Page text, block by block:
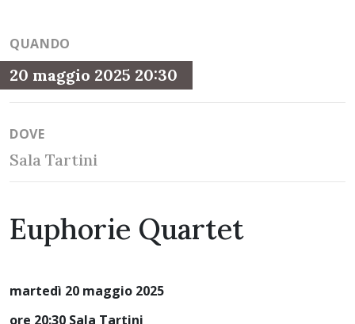
QUANDO
20 maggio 2025 20:30
DOVE
Sala Tartini
Euphorie Quartet
martedì 20 maggio 2025
ore 20:30 Sala Tartini